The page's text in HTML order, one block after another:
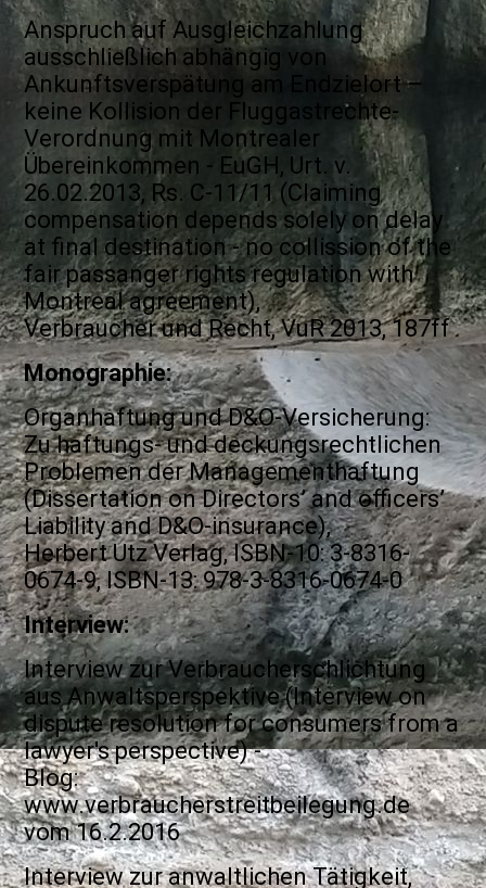
Anspruch auf Ausgleichzahlung
ausschließlich abhängig von
Ankunftsverspätung am Endzielort –
keine Kollision der Fluggastrechte-
Verordnung mit Montrealer
Übereinkommen - EuGH, Urt. v.
26.02.2013, Rs. C-11/11 (Claiming
compensation depends solely on delay
at final destination - no collission of the
fair passanger rights regulation with
Montreal agreement),
Verbraucher und Recht, VuR 2013, 187ff
Monographie:
Organhaftung und D&O-Versicherung:
Zu haftungs- und deckungsrechtlichen
Problemen der Managementhaftung
(Dissertation on Directors’ and officers’
Liability and D&O-insurance),
Herbert Utz Verlag, ISBN-10: 3-8316-
0674-9, ISBN-13: 978-3-8316-0674-0
Interview:
Interview zur Verbraucherschlichtung
aus Anwaltsperspektive (Interview on
dispute resolution for consumers from a
lawyer's perspective) -
Blog:
www.verbraucherstreitbeilegung.de
vom 16.2.2016
Interview zur anwaltlichen Tätigkeit,